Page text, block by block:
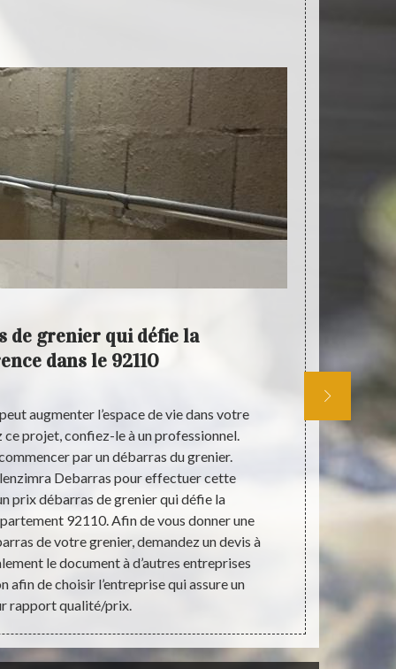
de grenier qui défie la
dans le 92110
augmenter l’espace de vie dans votre
ce projet, confiez-le à un professionnel.
par un débarras du grenier.
Debarras pour effectuer cette
prix débarras de grenier qui défie la
92110. Afin de vous donner une
de votre grenier, demandez un devis à
le document à d’autres entreprises
afin de choisir l’entreprise qui assure un
rapport qualité/prix.
cherchez
pour vous